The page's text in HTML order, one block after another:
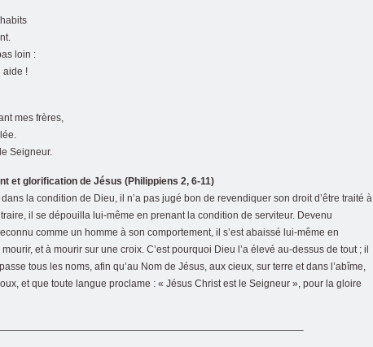
loin :
aide !
mes frères,
Seigneur.
et glorification de Jésus (Philippiens 2, 6-11)
la condition de Dieu, il n’a pas jugé bon de revendiquer son droit d’être traité à
il se dépouilla lui-même en prenant la condition de serviteur. Devenu
comme un homme à son comportement, il s’est abaissé lui-même en
et à mourir sur une croix. C’est pourquoi Dieu l’a élevé au-dessus de tout ; il
tous les noms, afin qu’au Nom de Jésus, aux cieux, sur terre et dans l’abîme,
et que toute langue proclame : « Jésus Christ est le Seigneur », pour la gloire